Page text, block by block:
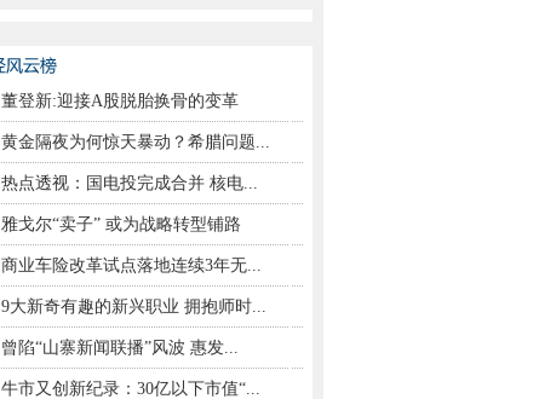
董登新:迎接A股脱胎换骨的变革
黄金隔夜为何惊天暴动？希腊问题...
热点透视：国电投完成合并 核电...
雅戈尔“卖子” 或为战略转型铺路
商业车险改革试点落地连续3年无...
9大新奇有趣的新兴职业 拥抱师时...
曾陷“山寨新闻联播”风波 惠发...
牛市又创新纪录：30亿以下市值“...